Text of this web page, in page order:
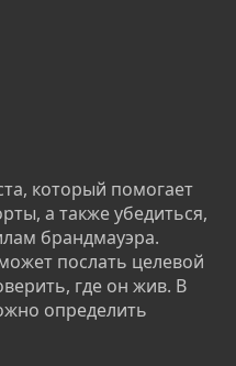
который помогает
а также убедиться,
брандмауэра.
послать целевой
где он жив. В
определить